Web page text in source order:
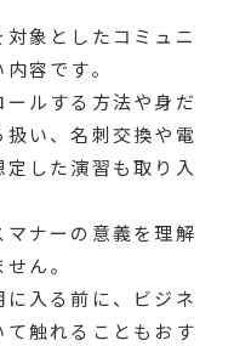
象としたコミュニ
容です。
ルする方法や身だ
い、名刺交換や電
した演習も取り入
ナーの意義を理解
ん。
入る前に、ビジネ
触れることもおす